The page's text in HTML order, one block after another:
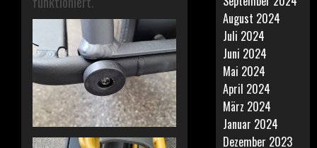
August 2024
Juli 2024
Juni 2024
Mai 2024
April 2024
März 2024
Januar 2024
Dezember 2023